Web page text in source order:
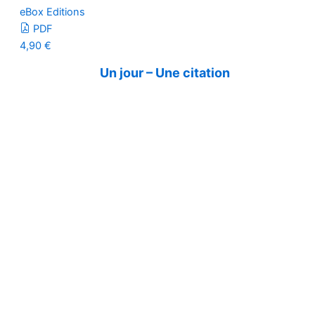
eBox Editions
PDF
4,90 €
Un jour – Une citation